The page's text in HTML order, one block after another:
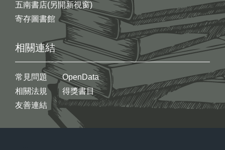
五南書店(另開新視窗)
寄存圖書館
相關連結
常見問題
相關法規
友善連結
OpenData
得獎書目